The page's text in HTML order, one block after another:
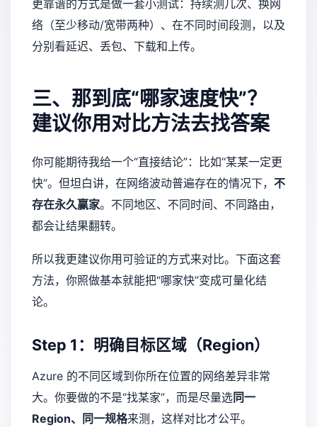
更靠谱的方式是做一套小测试：持续测几次、换网
络（至少移动/宽带两种）、在不同时间段测，以及
分别看延迟、丢包、下载和上传。
三、那到底“哪家速度快”？
建议你用对比方法去找答案
你可能期待我给一个“直接结论”：比如“某某一定更
快”。但坦白讲，在网络波动普遍存在的情况下， 不
存在永久赢家。不同地区、不同时间、不同路由，
都会让结果翻转。
所以我更建议你用可验证的方式来对比。下面这套
方法，你照做基本就能把“哪家快”变成可量化结
论。
Step 1：明确目标区域（Region）
Azure 的不同区域到你所在位置的网络差异非常
大。你要做的不是“找某家”，而是尽量选同一
Region、同一规格来测，这样对比才公平。